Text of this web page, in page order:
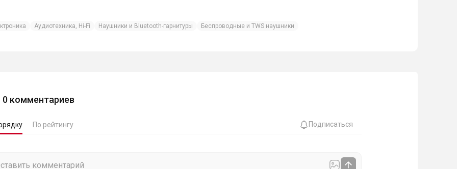
Аудиотехника, Hi-Fi Наушники и Bluetooth-гарнитуры Беспроводные и TWS наушники
0 комментариев
По рейтингу Подписаться